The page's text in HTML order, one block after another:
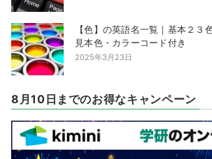
【色】の英語名一覧｜基本２３
見本色・カラーコード付き
2025年3月23日
8月10日までのお得なキャンペーン